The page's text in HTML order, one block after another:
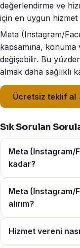
değerlendirme ve
için en uygun hizmet
Meta (Instagram/
kapsamına, konuma
değişebilir. Bu
almak daha sağlıklı
Ücretsiz teklif al
Sık Sorulan
Meta (Instagram/
kadar?
Meta (Instagram/
alırım?
Hizmet vereni